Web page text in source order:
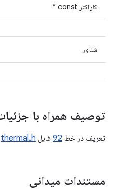
کاراکتر const *
شناور
توصیف همراه با
تعریف در خط 92 فایل thermal.h
مستندات میدانی